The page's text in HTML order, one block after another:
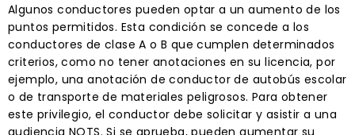
Algunos conductores pueden optar a un aumento de los
puntos permitidos. Esta condición se concede a los
conductores de clase A o B que cumplen determinados
criterios, como no tener anotaciones en su licencia, por
ejemplo, una anotación de conductor de autobús escolar
o de transporte de materiales peligrosos. Para obtener
este privilegio, el conductor debe solicitar y asistir a una
audiencia NOTS. Si se aprueba, pueden aumentar su